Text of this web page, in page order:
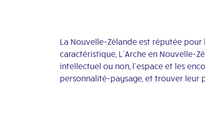
La Nouvelle-Zélande est réputée pour
caractéristique, L’Arche en Nouvelle-
intellectuel ou non, l’espace et les
personnalité-paysage, et trouver leur